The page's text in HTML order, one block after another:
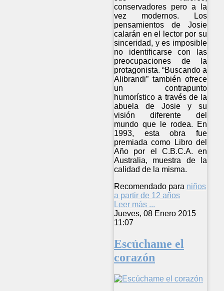
conservadores pero a la
vez modernos. Los
pensamientos de Josie
calarán en el lector por su
sinceridad, y es imposible
no identificarse con las
preocupaciones de la
protagonista. “Buscando a
Alibrandi” también ofrece
un contrapunto
humorístico a través de la
abuela de Josie y su
visión diferente del
mundo que le rodea. En
1993, esta obra fue
premiada como Libro del
Año por el C.B.C.A. en
Australia, muestra de la
calidad de la misma.
Recomendado para niños
a partir de 12 años
Leer más ...
Jueves, 08 Enero 2015
11:07
Escúchame el
corazón